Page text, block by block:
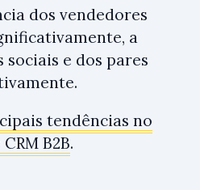
dos vendedores
a
e dos pares
tendências no
B2B.